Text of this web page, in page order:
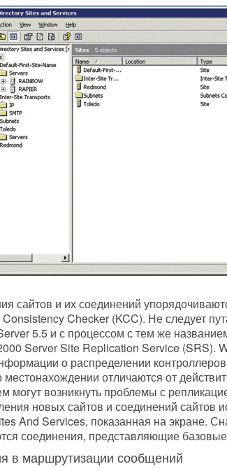
сайтов и их соединений
Checker (KCC). Не следует
5.5 и с процессом с тем же
Server Site Replication Service (SRS).
о распределении
отличаются от
могут возникнуть проблемы с
новых сайтов и соединений сайтов
And Services, показанная на экране.
соединения, представляющие
в маршрутизации сообщений